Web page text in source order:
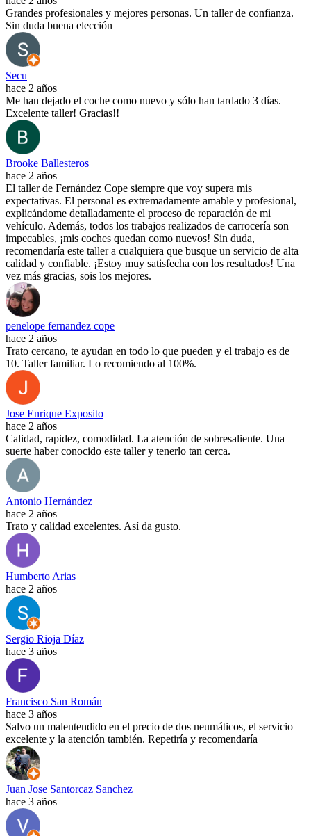
Grandes profesionales y mejores personas. Un taller de confianza.
Sin duda buena elección
Secu
hace 2 años
Me han dejado el coche como nuevo y sólo han tardado 3 días.
Excelente taller! Gracias!!
Brooke Ballesteros
hace 2 años
El taller de Fernández Cope siempre que voy supera mis
expectativas. El personal es extremadamente amable y profesional,
explicándome detalladamente el proceso de reparación de mi
vehículo. Además, todos los trabajos realizados de carrocería son
impecables, ¡mis coches quedan como nuevos! Sin duda,
recomendaría este taller a cualquiera que busque un servicio de alta
calidad y confiable. ¡Estoy muy satisfecha con los resultados! Una
vez más gracias, sois los mejores.
penelope fernandez cope
hace 2 años
Trato cercano, te ayudan en todo lo que pueden y el trabajo es de
10. Taller familiar. Lo recomiendo al 100%.
Jose Enrique Exposito
hace 2 años
Calidad, rapidez, comodidad. La atención de sobresaliente. Una
suerte haber conocido este taller y tenerlo tan cerca.
Antonio Hernández
hace 2 años
Trato y calidad excelentes. Así da gusto.
Humberto Arias
hace 2 años
Sergio Rioja Díaz
hace 3 años
Francisco San Román
hace 3 años
Salvo un malentendido en el precio de dos neumáticos, el servicio
excelente y la atención también. Repetiría y recomendaría
Juan Jose Santorcaz Sanchez
hace 3 años